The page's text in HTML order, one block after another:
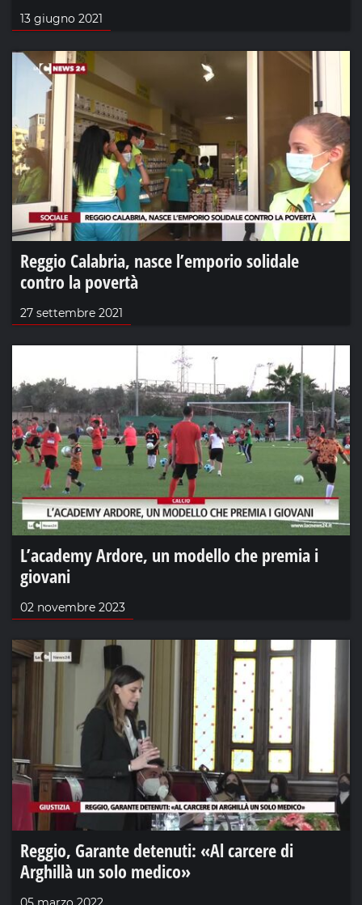
13 giugno 2021
Reggio Calabria, nasce l’emporio solidale
contro la povertà
27 settembre 2021
L’academy Ardore, un modello che premia i
giovani
02 novembre 2023
Reggio, Garante detenuti: «Al carcere di
Arghillà un solo medico»